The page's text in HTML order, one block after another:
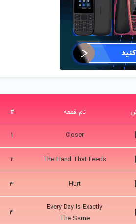
# نام قطعه
1 Closer
2 The Hand That Feeds
3 Hurt
4
Every Day Is Exactly
The Same